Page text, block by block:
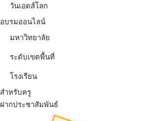
วันเอดส์โลก
อบรมออนไลน์
มหาวิทยาลัย
ระดับเขตพื้นที่
โรงเรียน
สำหรับครู
ฝากประชาสัมพันธ์